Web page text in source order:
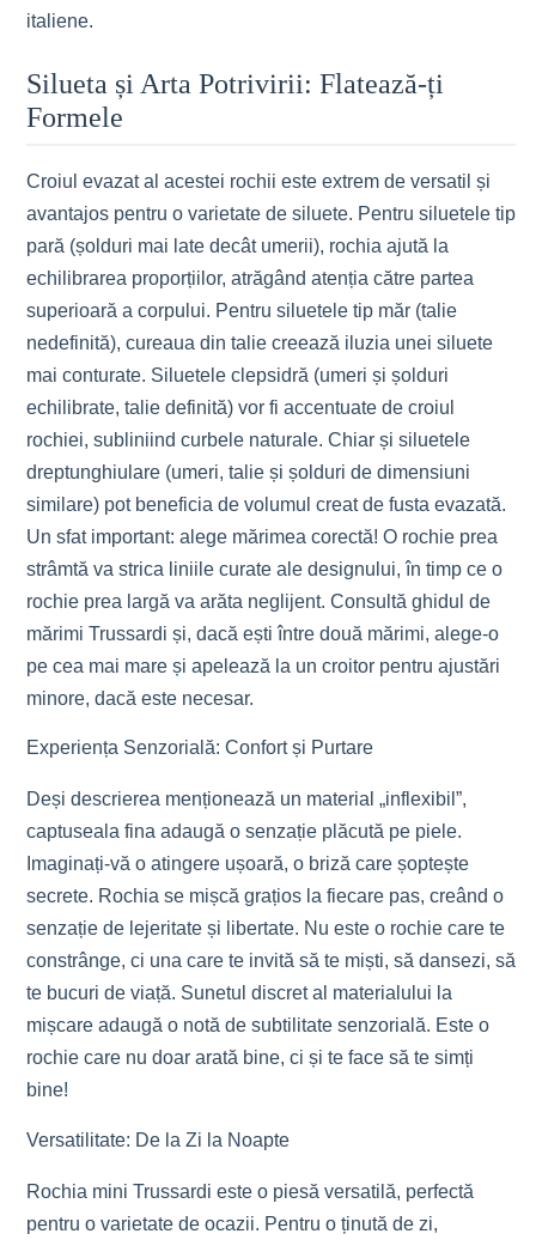
italiene.
Silueta și Arta Potrivirii: Flatează-ți
Formele
Croiul evazat al acestei rochii este extrem de versatil și
avantajos pentru o varietate de siluete. Pentru siluetele tip
pară (șolduri mai late decât umerii), rochia ajută la
echilibrarea proporțiilor, atrăgând atenția către partea
superioară a corpului. Pentru siluetele tip măr (talie
nedefinită), cureaua din talie creează iluzia unei siluete
mai conturate. Siluetele clepsidră (umeri și șolduri
echilibrate, talie definită) vor fi accentuate de croiul
rochiei, subliniind curbele naturale. Chiar și siluetele
dreptunghiulare (umeri, talie și șolduri de dimensiuni
similare) pot beneficia de volumul creat de fusta evazată.
Un sfat important: alege mărimea corectă! O rochie prea
strâmtă va strica liniile curate ale designului, în timp ce o
rochie prea largă va arăta neglijent. Consultă ghidul de
mărimi Trussardi și, dacă ești între două mărimi, alege-o
pe cea mai mare și apelează la un croitor pentru ajustări
minore, dacă este necesar.
Experiența Senzorială: Confort și Purtare
Deși descrierea menționează un material „inflexibil”,
captuseala fina adaugă o senzație plăcută pe piele.
Imaginați-vă o atingere ușoară, o briză care șoptește
secrete. Rochia se mișcă grațios la fiecare pas, creând o
senzație de lejeritate și libertate. Nu este o rochie care te
constrânge, ci una care te invită să te miști, să dansezi, să
te bucuri de viață. Sunetul discret al materialului la
mișcare adaugă o notă de subtilitate senzorială. Este o
rochie care nu doar arată bine, ci și te face să te simți
bine!
Versatilitate: De la Zi la Noapte
Rochia mini Trussardi este o piesă versatilă, perfectă
pentru o varietate de ocazii. Pentru o ținută de zi,